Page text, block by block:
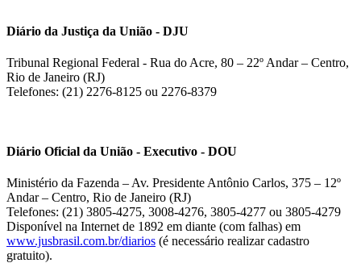
Diário da Justiça da União - DJU
Tribunal Regional Federal - Rua do Acre, 80 – 22º Andar – Centro,
Rio de Janeiro (RJ)
Telefones: (21) 2276-8125 ou 2276-8379
Diário Oficial da União - Executivo - DOU
Ministério da Fazenda – Av. Presidente Antônio Carlos, 375 – 12º
Andar – Centro, Rio de Janeiro (RJ)
Telefones: (21) 3805-4275, 3008-4276, 3805-4277 ou 3805-4279
Disponível na Internet de 1892 em diante (com falhas) em
www.jusbrasil.com.br/diarios (é necessário realizar cadastro
gratuito).